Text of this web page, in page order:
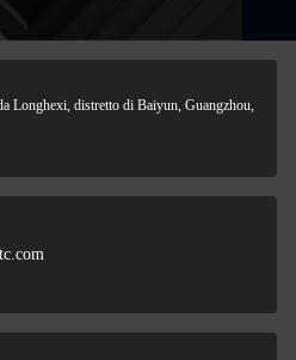
Longhexi, distretto di Baiyun, Guangzhou,